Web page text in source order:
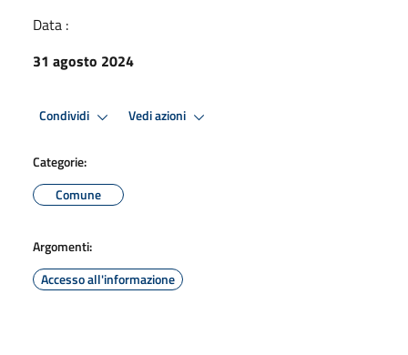
Data :
31 agosto 2024
Condividi Vedi azioni
Categorie:
Comune
Argomenti:
Accesso all'informazione